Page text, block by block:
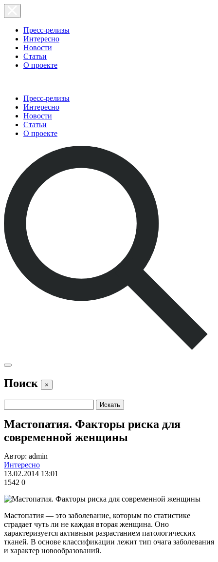
Пресс-релизы
Интересно
Новости
Статьи
О проекте
Пресс-релизы
Интересно
Новости
Статьи
О проекте
Поиск ×
Мастопатия. Факторы риска для
современной женщины
Автор: admin
Интересно
13.02.2014 13:01
1542 0
Мастопатия — это заболевание, которым по статистике
страдает чуть ли не каждая вторая женщина. Оно
характеризуется активным разрастанием патологических
тканей. В основе классификации лежит тип очага заболевания
и характер новообразований.